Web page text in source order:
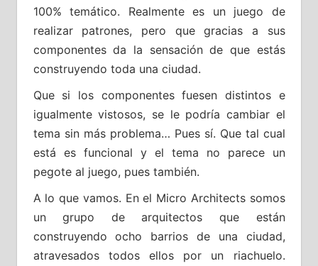
100% temático. Realmente es un juego de
realizar patrones, pero que gracias a sus
componentes da la sensación de que estás
construyendo toda una ciudad.
Que si los componentes fuesen distintos e
igualmente vistosos, se le podría cambiar el
tema sin más problema… Pues sí. Que tal cual
está es funcional y el tema no parece un
pegote al juego, pues también.
A lo que vamos. En el Micro Architects somos
un grupo de arquitectos que están
construyendo ocho barrios de una ciudad,
atravesados todos ellos por un riachuelo.